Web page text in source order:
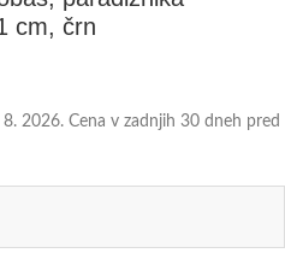
cm, črn
2026. Cena v zadnjih 30 dneh pred